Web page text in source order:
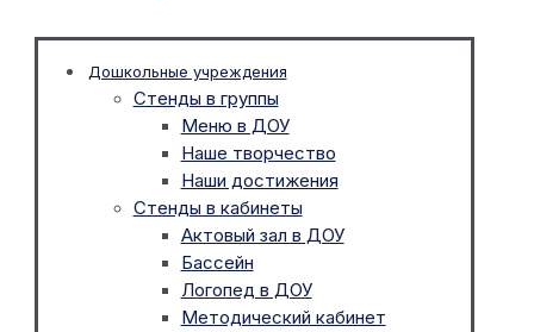
Дошкольные учреждения
Стенды в группы
Меню в ДОУ
Наше творчество
Наши достижения
Стенды в кабинеты
Актовый зал в ДОУ
Бассейн
Логопед в ДОУ
Методический кабинет